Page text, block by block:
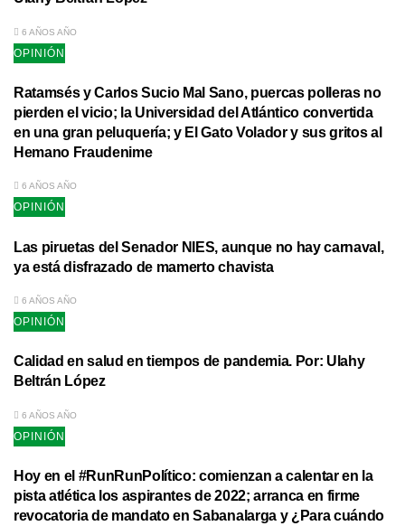
6 AÑOS AÑO
OPINIÓN
Ratamsés y Carlos Sucio Mal Sano, puercas polleras no
pierden el vicio; la Universidad del Atlántico convertida
en una gran peluquería; y El Gato Volador y sus gritos al
Hemano Fraudenime
6 AÑOS AÑO
OPINIÓN
Las piruetas del Senador NIES, aunque no hay carnaval,
ya está disfrazado de mamerto chavista
6 AÑOS AÑO
OPINIÓN
Calidad en salud en tiempos de pandemia. Por: Ulahy
Beltrán López
6 AÑOS AÑO
OPINIÓN
Hoy en el #RunRunPolítico: comienzan a calentar en la
pista atlética los aspirantes de 2022; arranca en firme
revocatoria de mandato en Sabanalarga y ¿Para cuándo